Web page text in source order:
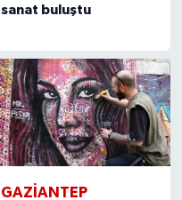
sanat buluştu
GAZIANTEP